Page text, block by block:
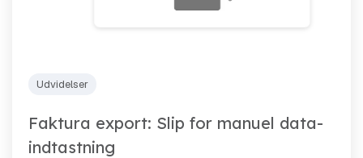
Udvidelser
Faktura export: Slip for manuel data-
indtastning